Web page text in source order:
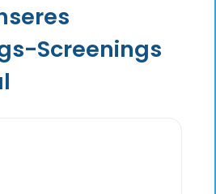
Screenings